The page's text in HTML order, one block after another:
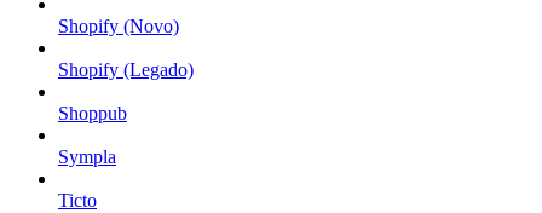
Shopify (Novo)
Shopify (Legado)
Shoppub
Sympla
Ticto